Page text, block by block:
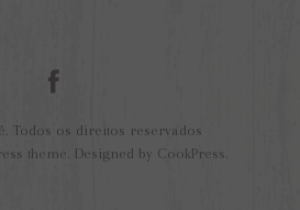
Todos os direitos reservados
theme. Designed by CookPress.